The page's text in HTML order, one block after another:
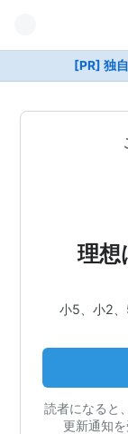
[PR] 独
理想
小5、小2、
読者になると
更新通知